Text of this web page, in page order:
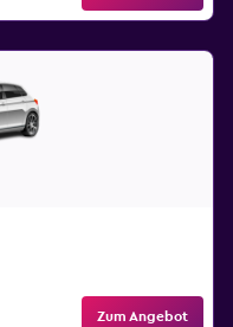
Zum Angebot